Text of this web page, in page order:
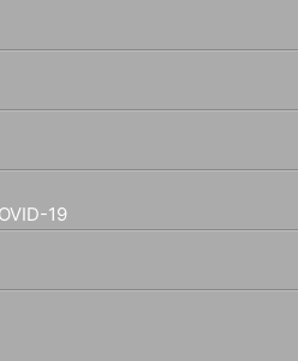
19